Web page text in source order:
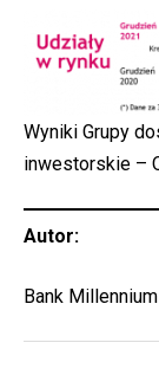
Wyniki Grupy
inwestorskie –
Autor:
Bank Millennium